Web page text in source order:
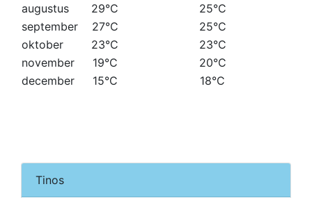
augustus
29°C
25°C
september
27°C
25°C
oktober
23°C
23°C
november
19°C
20°C
december
15°C 18°C
Tinos